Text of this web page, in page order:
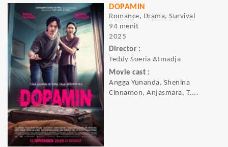
DOPAMIN
Romance, Drama, Survival
94 menit
2025
Director :
Teddy Soeria Atmadja
Movie cast :
Angga Yunanda, Shenina
Cinnamon, Anjasmara, T....